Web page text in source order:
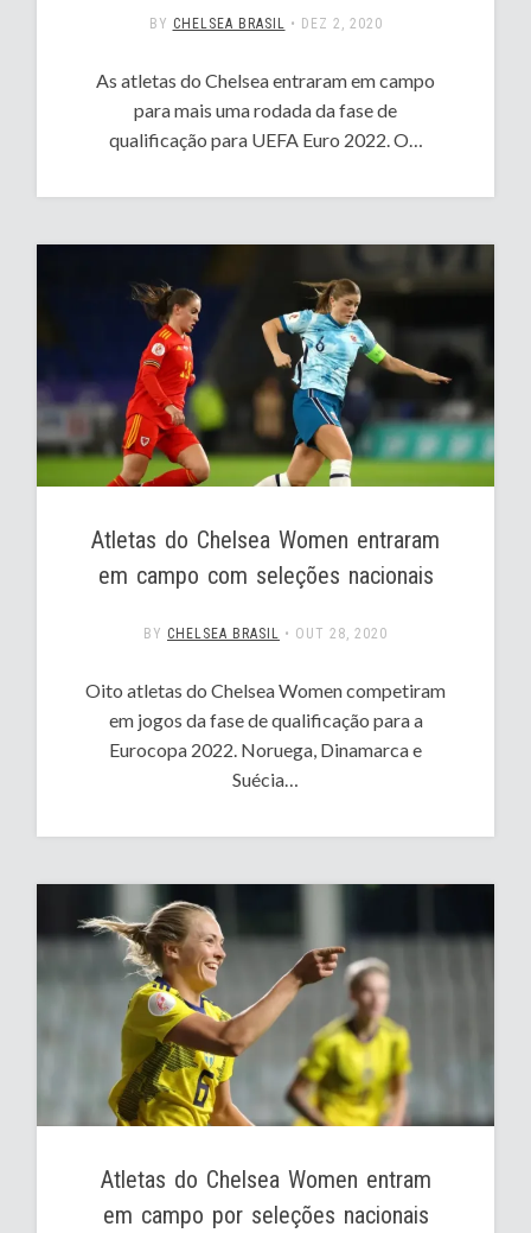
BY CHELSEA BRASIL • DEZ 2, 2020
As atletas do Chelsea entraram em campo
para mais uma rodada da fase de
qualificação para UEFA Euro 2022. O…
Atletas do Chelsea Women entraram
em campo com seleções nacionais
BY CHELSEA BRASIL • OUT 28, 2020
Oito atletas do Chelsea Women competiram
em jogos da fase de qualificação para a
Eurocopa 2022. Noruega, Dinamarca e
Suécia…
Atletas do Chelsea Women entram
em campo por seleções nacionais